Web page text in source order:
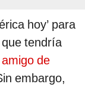
hoy’ para
tendría
de
embargo,